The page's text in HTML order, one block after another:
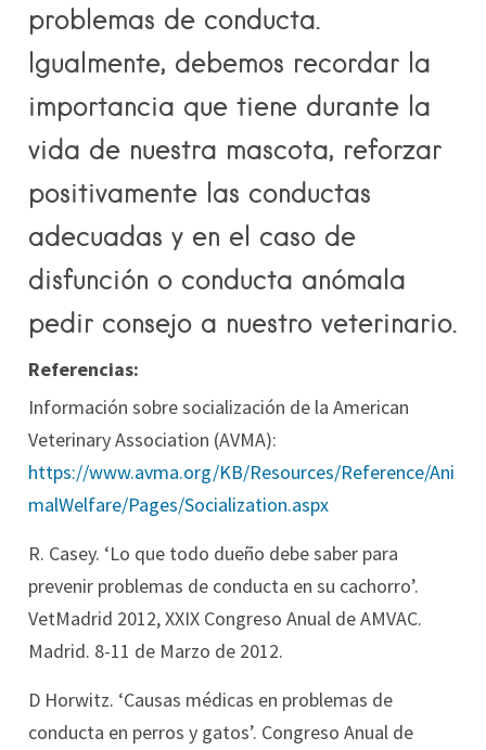
problemas de conducta.
Igualmente, debemos recordar la
importancia que tiene durante la
vida de nuestra mascota, reforzar
positivamente las conductas
adecuadas y en el caso de
disfunción o conducta anómala
pedir consejo a nuestro veterinario.
Referencias:
Información sobre socialización de la American
Veterinary Association (AVMA):
https://www.avma.org/KB/Resources/Reference/Ani
malWelfare/Pages/Socialization.aspx
R. Casey. ‘Lo que todo dueño debe saber para
prevenir problemas de conducta en su cachorro’.
VetMadrid 2012, XXIX Congreso Anual de AMVAC.
Madrid. 8-11 de Marzo de 2012.
D Horwitz. ‘Causas médicas en problemas de
conducta en perros y gatos’. Congreso Anual de